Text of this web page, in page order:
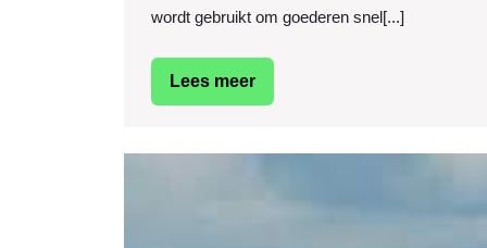
wordt gebruikt om goederen snel[...]
Lees meerLees
meer